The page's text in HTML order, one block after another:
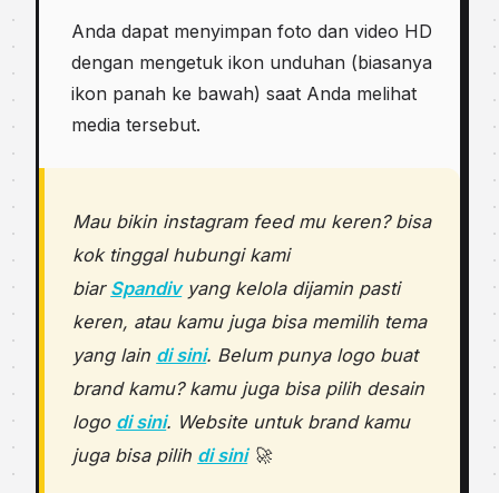
Anda dapat menyimpan foto dan video HD
dengan mengetuk ikon unduhan (biasanya
ikon panah ke bawah) saat Anda melihat
media tersebut.
Mau bikin instagram feed mu keren? bisa
kok tinggal hubungi kami
biar Spandivyang kelola dijamin pasti
keren, atau kamu juga bisa memilih tema
yang lain di sini. Belum punya logo buat
brand kamu? kamu juga bisa pilih desain
logo di sini. Website untuk brand kamu
juga bisa pilih di sini🚀